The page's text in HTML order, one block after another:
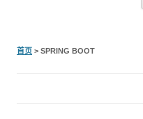
首页 > SPRING BOOT